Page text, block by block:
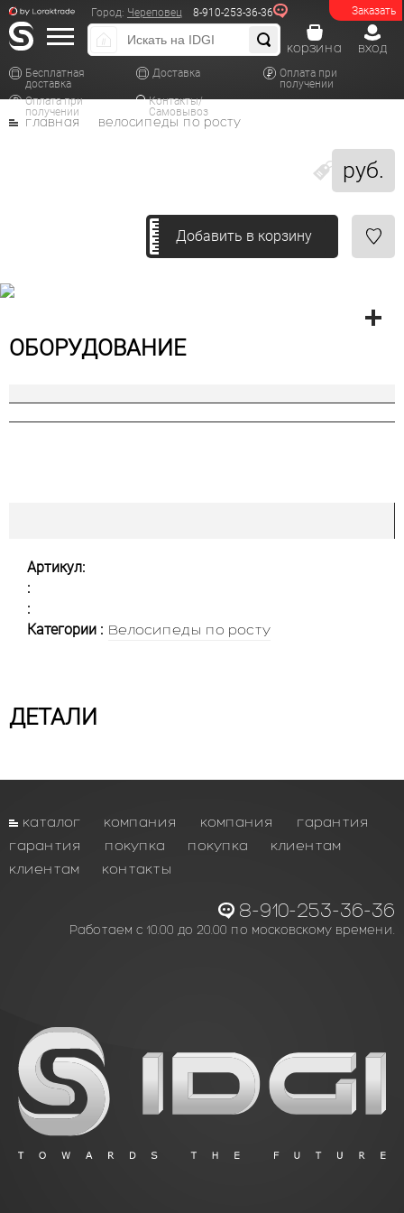
Заказать
Город: Череповец 8-910-253-36-36
Бесплатная
доставка
Доставка
Оплата при
получении
Оплата при
получении
Контакты/
Самовывоз
вход
корзина
руб.
главная велосипеды по росту
Добавить в корзину
ОБОРУДОВАНИЕ
Артикул:
:
:
Категории : Велосипеды по росту
ДЕТАЛИ
каталог компания компания
гарантия
гарантия
покупка покупка
клиентам
клиентам
контакты
8-910-253-36-36
Работаем с 10.00 до 20.00 по московскому времени.